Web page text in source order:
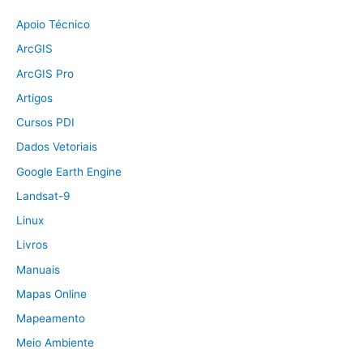
Apoio Técnico
ArcGIS
ArcGIS Pro
Artigos
Cursos PDI
Dados Vetoriais
Google Earth Engine
Landsat-9
Linux
Livros
Manuais
Mapas Online
Mapeamento
Meio Ambiente